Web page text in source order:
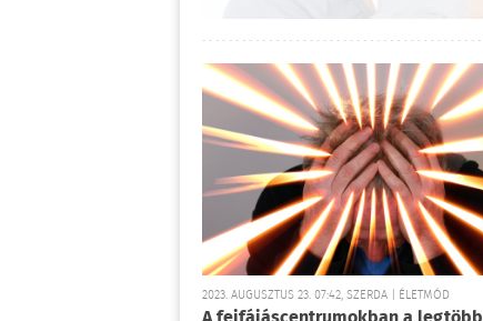
2023. AUGUSZTUS 23. 07:42, SZERDA | ÉLETMÓD